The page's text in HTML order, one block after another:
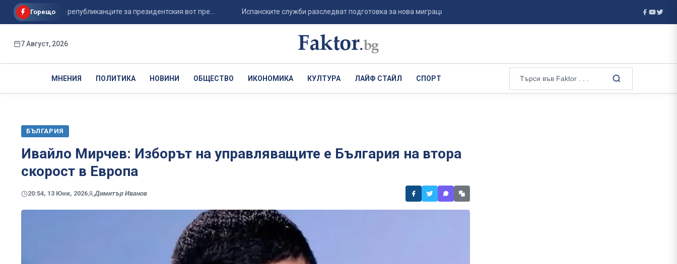
Горещо
на републиканците за президентския вот пре... Испанските служби разследват подготовка за нова миграционна вълна към Сеута... Национален състезател по борба е хванат
7 Август, 2026
МНЕНИЯ ПОЛИТИКА НОВИНИ ОБЩЕСТВО ИКОНОМИКА КУЛТУРА ЛАЙФ СТАЙЛ СПОРТ
БЪЛГАРИЯ
Ивайло Мирчев: Изборът на управляващите е България на втора
скорост в Европа
20:54, 13 Юни, 2026 Димитър Иванов